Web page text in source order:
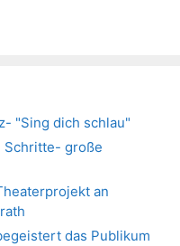
"Sing dich schlau"
Schritte- große
an
das Publikum